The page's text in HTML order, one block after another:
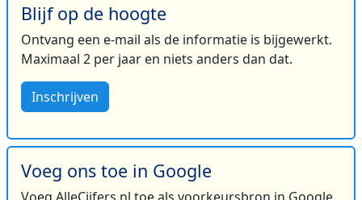
Blijf op de hoogte
Ontvang een e-mail als de informatie is bijgewerkt.
Maximaal 2 per jaar en niets anders dan dat.
Inschrijven
Voeg ons toe in Google